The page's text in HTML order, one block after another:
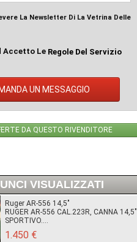
La Newsletter Di La Vetrina Delle
Accetto Le Regole Del Servizio
MANDA UN MESSAGGIO
DA QUESTO RIVENDITORE
VISUALIZZATI
Ruger AR-556 14,5"
RUGER AR-556 CAL.223R, CANNA 14,5"
SPORTIVO....
1.450 €